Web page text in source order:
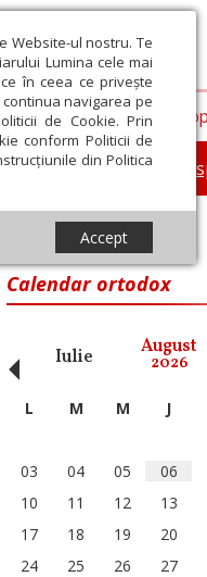
Website-ul nostru. Te
Lumina cele mai
în ceea ce privește
navigarea pe
de Cookie. Prin
conform Politicii de
din Politica
Accept
In memoriam
Opinii
Calendar ortodox
Iulie August
2026
‹ L M M J
03
04 05 06
10
11 12 13
17
18 19 20
24
25 26 27